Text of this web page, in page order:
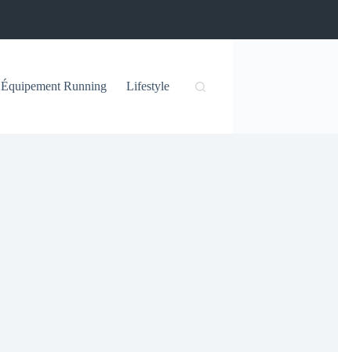
Équipement Running Lifestyle